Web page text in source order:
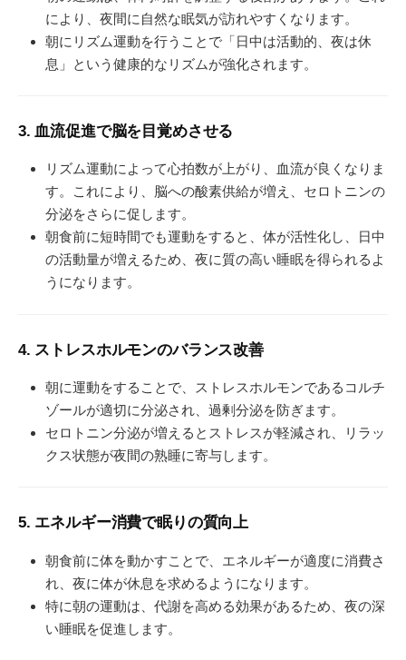
により、夜間に自然な眠気が訪れやすくなります。
朝にリズム運動を行うことで「日中は活動的、夜は休
息」という健康的なリズムが強化されます。
3. 血流促進で脳を目覚めさせる
リズム運動によって心拍数が上がり、血流が良くなりま
す。これにより、脳への酸素供給が増え、セロトニンの
分泌をさらに促します。
朝食前に短時間でも運動をすると、体が活性化し、日中
の活動量が増えるため、夜に質の高い睡眠を得られるよ
うになります。
4. ストレスホルモンのバランス改善
朝に運動をすることで、ストレスホルモンであるコルチ
ゾールが適切に分泌され、過剰分泌を防ぎます。
セロトニン分泌が増えるとストレスが軽減され、リラッ
クス状態が夜間の熟睡に寄与します。
5. エネルギー消費で眠りの質向上
朝食前に体を動かすことで、エネルギーが適度に消費さ
れ、夜に体が休息を求めるようになります。
特に朝の運動は、代謝を高める効果があるため、夜の深
い睡眠を促進します。